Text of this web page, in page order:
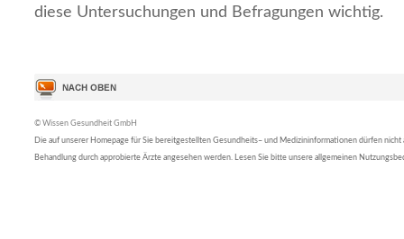
diese Untersuchungen und Befragungen wichtig.
© Wissen Gesundheit GmbH
Die auf unserer Homepage für Sie bereitgestellten Gesundheits– und Medizininformationen dürfen nicht
Behandlung durch approbierte Ärzte angesehen werden. Lesen Sie bitte unsere allgemeinen